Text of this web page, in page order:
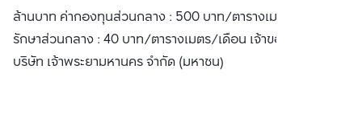
ล้านบาท ค่ากองทุนส่วนกลาง : 500 บาท/ตารางเมตร ค่าบำรุง
รักษาส่วนกลาง : 40 บาท/ตารางเมตร/เดือน เจ้าของโครงการ :
บริษัท เจ้าพระยามหานคร จำกัด (มหาชน)